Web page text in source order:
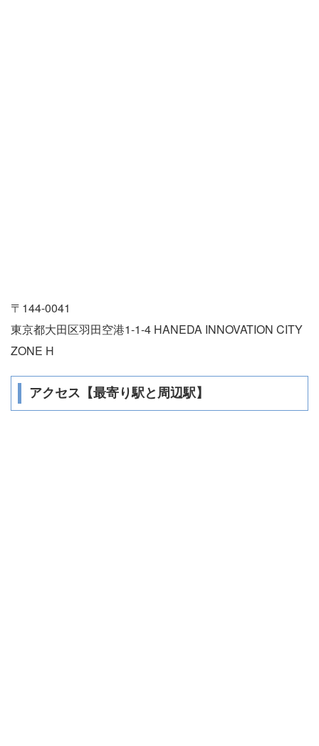
〒144-0041
東京都大田区羽田空港1-1-4 HANEDA INNOVATION CITY
ZONE H
アクセス【最寄り駅と周辺駅】